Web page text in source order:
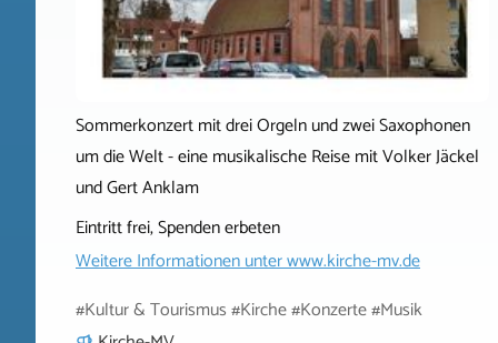
Sommerkonzert mit drei Orgeln und zwei Saxophonen
um die Welt - eine musikalische Reise mit Volker Jäckel
und Gert Anklam
Eintritt frei, Spenden erbeten
Weitere Informationen unterwww.kirche-mv.de
#Kultur & Tourismus #Kirche #Konzerte #Musik